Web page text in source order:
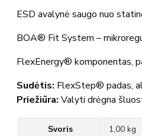
ESD avalynė saugo nuo
BOA® Fit System –
FlexEnergy® komponentas,
Sudėtis: FlexStep® padas,
Priežiūra: Valyti drėgna
Svoris 1,00 kg